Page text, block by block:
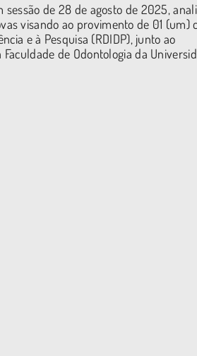
sessão de 28 de agosto de 2025,
visando ao provimento de 01 (um)
e à Pesquisa (RDIDP), junto ao
de Odontologia da